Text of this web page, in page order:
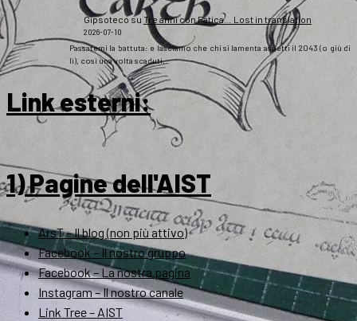
Gipsotecosu Tre anni con Fatica… Lost in translation
2026-07-10
Passatemi la battuta: e lasciamo che chi si lamenta aspetti il 2043 (o giù di
lì), così una volta scaduti…
Link esterni:
1) Pagine dell'AIST
ArsT – Il blog (non più attivo)
Facebook – Il nostro gruppo
Facebook – La nostra pagina
Instagram – Il nostro canale
Link Tree – AIST